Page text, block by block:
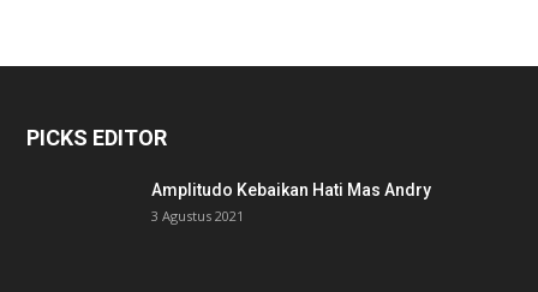
PICKS EDITOR
Amplitudo Kebaikan Hati Mas Andry
3 Agustus 2021